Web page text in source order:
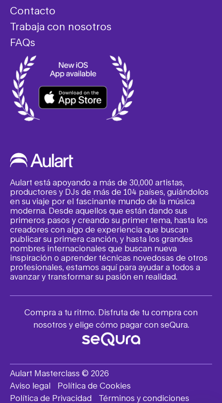
Contacto
Trabaja con nosotros
FAQs
Aulart está apoyando a más de 30,000 artistas,
productores y DJs de más de 104 países, guiándolos
en su viaje por el fascinante mundo de la música
moderna. Desde aquellos que están dando sus
primeros pasos y creando su primer tema, hasta los
creadores con algo de experiencia que buscan
publicar su primera canción, y hasta los grandes
nombres internacionales que buscan nueva
inspiración o aprender técnicas novedosas de otros
profesionales, estamos aquí para ayudar a todos a
avanzar y transformar su pasión en realidad.
Compra a tu ritmo. Disfruta de tu compra con
nosotros y elige cómo pagar con seQura.
Aulart Masterclass © 2026
Aviso legal
Política de Cookies
Política de Privacidad
Términos y condiciones